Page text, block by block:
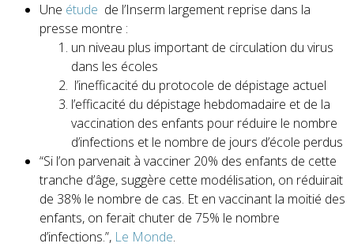
Une étude de l’Inserm largement reprise dans la
presse montre :
un niveau plus important de circulation du virus
dans les écoles
l’inefficacité du protocole de dépistage actuel
l’efficacité du dépistage hebdomadaire et de la
vaccination des enfants pour réduire le nombre
d’infections et le nombre de jours d’école perdus
“Si l’on parvenait à vacciner 20% des enfants de cette
tranche d’âge, suggère cette modélisation, on réduirait
de 38% le nombre de cas. Et en vaccinant la moitié des
enfants, on ferait chuter de 75% le nombre
d’infections.”, Le Monde.